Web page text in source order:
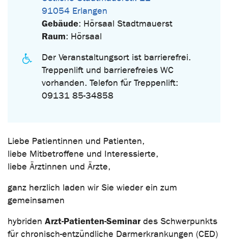
91054 Erlangen
Gebäude: Hörsaal Stadtmauerst
Raum: Hörsaal
Der Veranstaltungsort ist barrierefrei.
Treppenlift und barrierefreies WC
vorhanden. Telefon für Treppenlift:
09131 85-34858
Liebe Patientinnen und Patienten,
liebe Mitbetroffene und Interessierte,
liebe Ärztinnen und Ärzte,
ganz herzlich laden wir Sie wieder ein zum
gemeinsamen
hybriden Arzt-Patienten-Seminar des Schwerpunkts
für chronisch-entzündliche Darmerkrankungen (CED)